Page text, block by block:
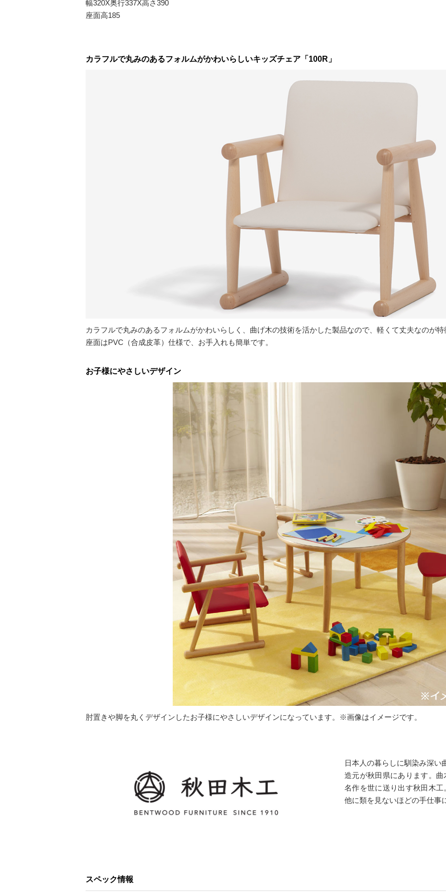
幅320X奥行337X高さ390
座面高185
カラフルで丸みのあるフォルムがかわいらしいキッズチェア「100R」
カラフルで丸みのあるフォルムがかわいらしく、曲げ木の技術を活かした製品なので、軽くて丈夫なのが
座面はPVC（合成皮革）仕様で、お手入れも簡単です。
お子様にやさしいデザイン
肘置きや脚を丸くデザインしたお子様にやさしいデザインになっています。※画像はイメージです。
日本人の暮らしに馴染み深い
造元が秋田県にあります。
名作を世に送り出す秋田木
他に類を見ないほどの手仕事
スペック情報